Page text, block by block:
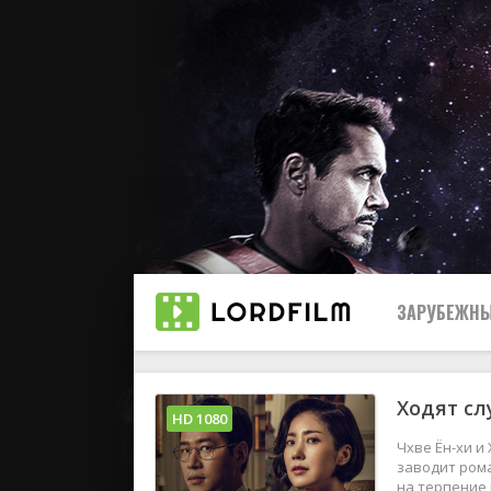
Все
2019
Ходят
Чхве Ён-хи и
заводит
на терпение
HD 1080